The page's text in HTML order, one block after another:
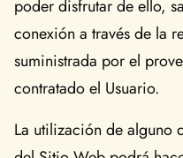
poder disfrutar de ello,
conexión a través de la
suministrada por el
contratado el Usuario.
La utilización de alguno